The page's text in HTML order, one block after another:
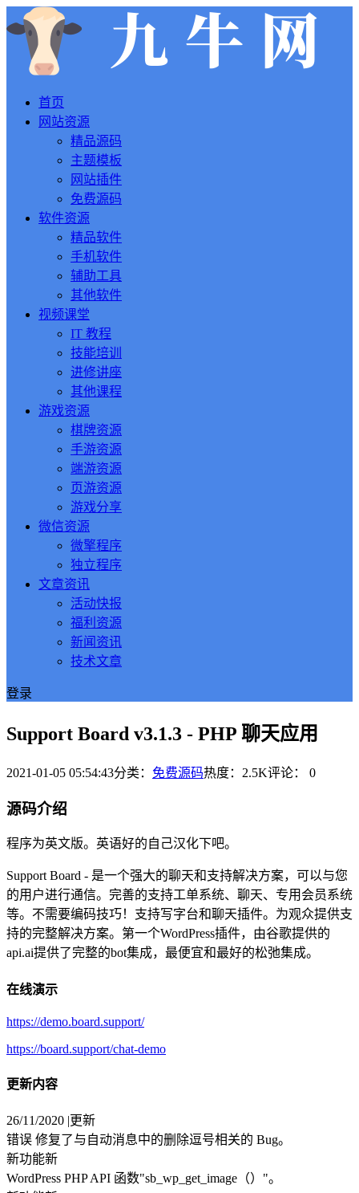
首页
网站资源
精品源码
主题模板
网站插件
免费源码
软件资源
精品软件
手机软件
辅助工具
其他软件
视频课堂
IT 教程
技能培训
进修讲座
其他课程
游戏资源
棋牌资源
手游资源
端游资源
页游资源
游戏分享
微信资源
微擎程序
独立程序
文章资讯
活动快报
福利资源
新闻资讯
技术文章
登录
Support Board v3.1.3 - PHP 聊天应用
2021-01-05 05:54:43分类： 免费源码热度：2.5K评论： 0
源码介绍
程序为英文版。英语好的自己汉化下吧。
Support Board - 是一个强大的聊天和支持解决方案，可以与您
的用户进行通信。完善的支持工单系统、聊天、专用会员系统
等。不需要编码技巧！支持写字台和聊天插件。为观众提供支
持的完整解决方案。第一个WordPress插件，由谷歌提供的
api.ai提供了完整的bot集成，最便宜和最好的松弛集成。
在线演示
https://demo.board.support/
https://board.support/chat-demo
更新内容
‎26/11/2020 |更新
‎错误 修复了与自动消息中的删除逗号相关的 Bug。‎
‎新功能新‎
‎WordPress PHP API 函数"sb_wp_get_image（）"。 ‎